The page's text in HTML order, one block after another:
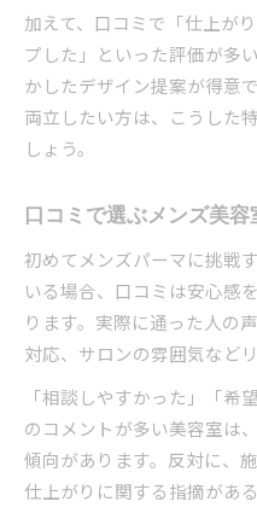
加えて、口コミで「仕上が
プした」といった評価が多
かしたデザイン提案が得意
両立したい方は、こうした
しょう。
口コミで選ぶメンズ美容
初めてメンズパーマに挑戦
いる場合、口コミは安心感
ります。実際に通った人の
対応、サロンの雰囲気など
「相談しやすかった」「希
のコメントが多い美容室は
傾向があります。反対に、
仕上がりに関する指摘があ